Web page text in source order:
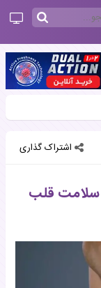
اشتراک گذاری
سلامت قلب